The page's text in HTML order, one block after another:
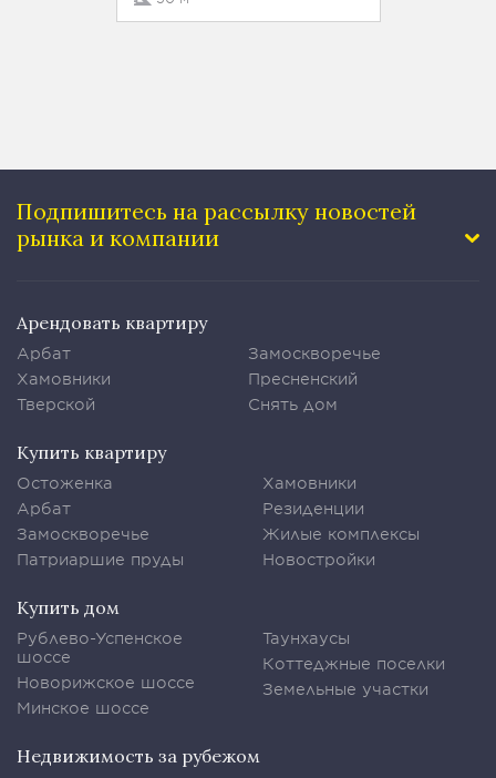
Подпишитесь на рассылку новостей
рынка и компании
Арендовать квартиру
Арбат
Хамовники
Тверской
Замоскворечье
Пресненский
Снять дом
Купить квартиру
Остоженка
Арбат
Замоскворечье
Патриаршие пруды
Хамовники
Резиденции
Жилые комплексы
Новостройки
Купить дом
Рублево-Успенское
шоссе
Новорижское шоссе
Минское шоссе
Таунхаусы
Коттеджные поселки
Земельные участки
Недвижимость за рубежом